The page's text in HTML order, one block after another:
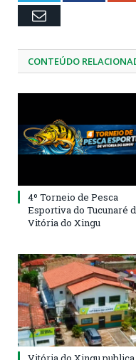
Email
CONTEÚDO
4º Torneio de Pesca
Esportiva do Tucunaré
Vitória do Xingu